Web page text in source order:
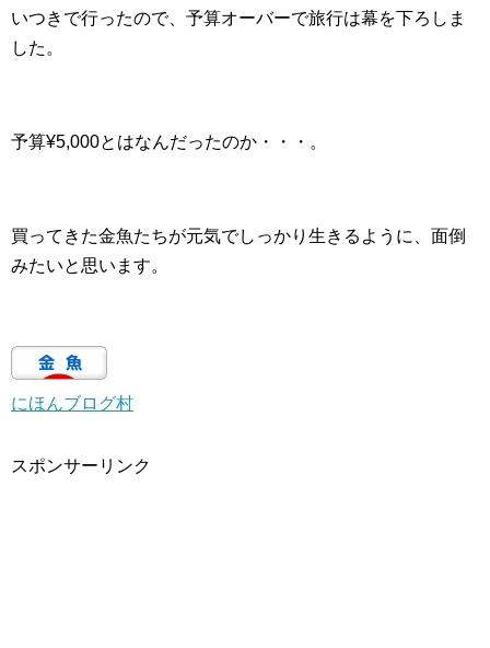
いつきで行ったので、予算オーバーで旅行は幕を下ろしま
した。
予算¥5,000とはなんだったのか・・・。
買ってきた金魚たちが元気でしっかり生きるように、面倒
みたいと思います。
にほんブログ村
スポンサーリンク